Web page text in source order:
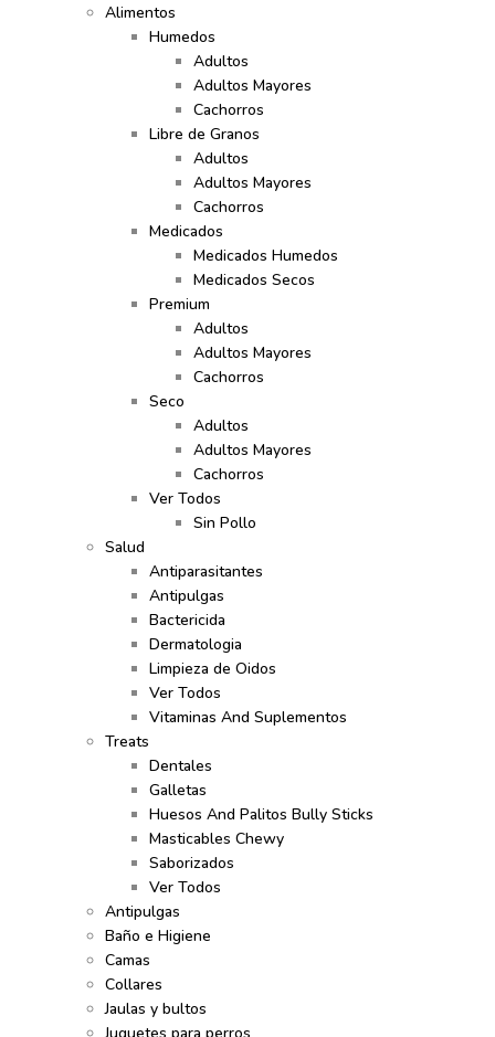
Alimentos
Humedos
Adultos
Adultos Mayores
Cachorros
Libre de Granos
Adultos
Adultos Mayores
Cachorros
Medicados
Medicados Humedos
Medicados Secos
Premium
Adultos
Adultos Mayores
Cachorros
Seco
Adultos
Adultos Mayores
Cachorros
Ver Todos
Sin Pollo
Salud
Antiparasitantes
Antipulgas
Bactericida
Dermatologia
Limpieza de Oidos
Ver Todos
Vitaminas And Suplementos
Treats
Dentales
Galletas
Huesos And Palitos Bully Sticks
Masticables Chewy
Saborizados
Ver Todos
Antipulgas
Baño e Higiene
Camas
Collares
Jaulas y bultos
Juguetes para perros